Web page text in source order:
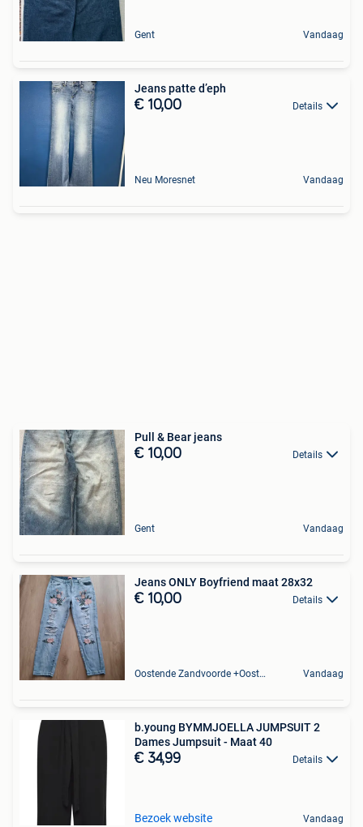
Gent Vandaag
Jeans patte d’eph
€ 10,00 Details
Neu Moresnet Vandaag
Pull & Bear jeans
€ 10,00 Details
Gent Vandaag
Jeans ONLY Boyfriend maat 28x32
€ 10,00 Details
Oostende Zandvoorde +Oostende Vandaag
b.young BYMMJOELLA JUMPSUIT 2
Dames Jumpsuit - Maat 40
€ 34,99 Details
Bezoek website Vandaag